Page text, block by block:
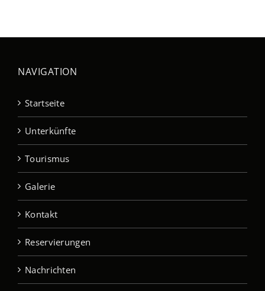
NAVIGATION
Startseite
Unterkünfte
Tourismus
Galerie
Kontakt
Reservierungen
Nachrichten